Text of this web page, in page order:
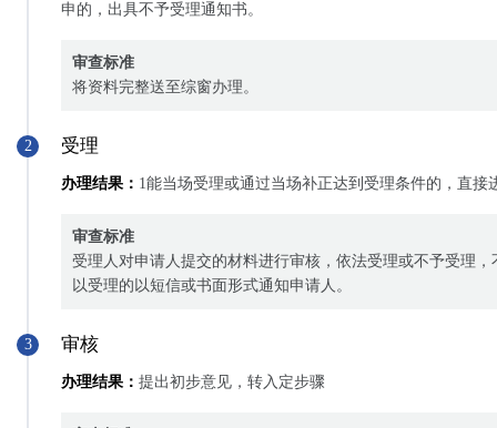
申的，出具不予受理通知书。
审查标准
将资料完整送至综窗办理。
2 受理
办理结果： 1能当场受理或通过当场补正达到受理条件的，直接
审查标准
受理人对申请人提交的材料进行审核，依法受理或不予受理
以受理的以短信或书面形式通知申请人。
3 审核
办理结果： 提出初步意见，转入定步骤